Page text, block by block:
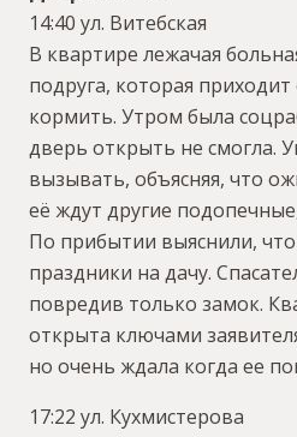
14:40 ул. Витебская
В квартире лежачая
подруга, которая
кормить. Утром была
дверь открыть не смогла.
вызывать, объясняя, что
её ждут другие
По прибытии выяснили, что
праздники на дачу.
повредив только замок.
открыта ключами
но очень ждала когда ее
17:22 ул. Кухмистерова